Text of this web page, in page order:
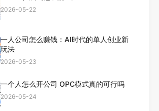
2026-05-22
一人公司怎么赚钱：AI时代的单人创业新
玩法
2026-05-23
一个人怎么开公司 OPC模式真的可行吗
2026-05-24